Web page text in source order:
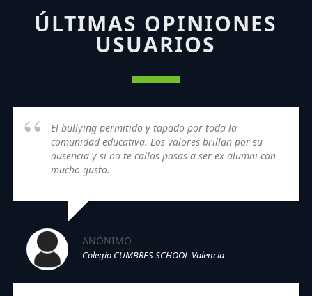
ÚLTIMAS OPINIONES
USUARIOS
El bullying permitido y tapado por toda la
comunidad educativa. Los valores brillan por su
ausencia y si no te callas pasas a ser ex alumni con
mucho gusto.
ANÓNIMO
Colegio CUMBRES SCHOOL-Valencia